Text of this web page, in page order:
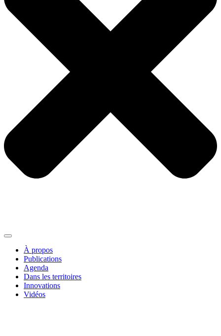
À propos
Publications
Agenda
Dans les territoires
Innovations
Vidéos